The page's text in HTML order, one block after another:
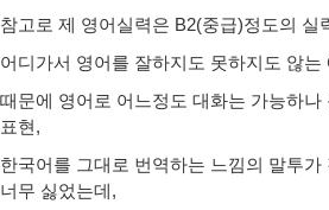
참고로 제 영어실력은 B2(중급)정도의 실
어디가서 영어를 잘하지도 못하지도 않는
때문에 영어로 어느정도 대화는 가능하
표현,
한국어를 그대로 번역하는 느낌의 말투가
너무 싫었는데,